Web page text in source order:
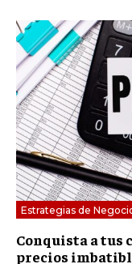
Estrategias de
Conquista a tus
precios